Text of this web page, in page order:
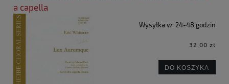
a capella
Wysyłka w: 24-48 godzin
32,00 zł
DO KOSZYKA